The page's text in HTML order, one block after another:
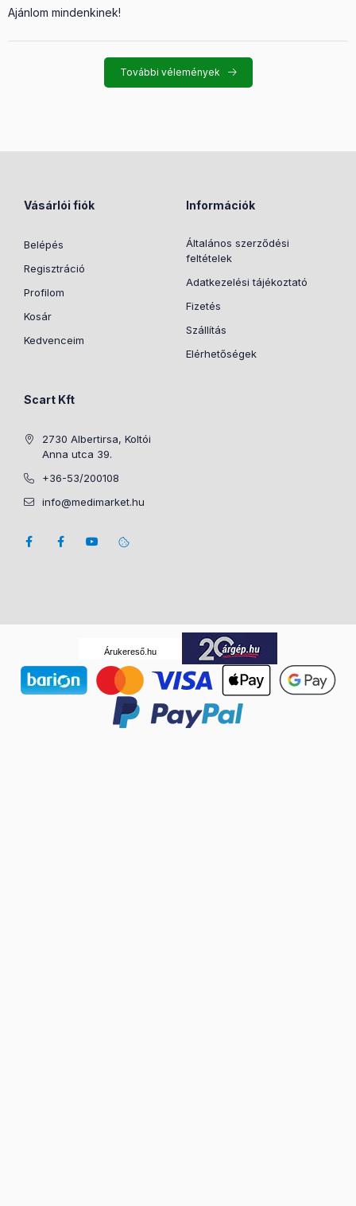
Ajánlom mindenkinek!
További vélemények
Vásárlói fiók
Belépés
Regisztráció
Profilom
Kosár
Kedvenceim
Információk
Általános szerződési
feltételek
Adatkezelési tájékoztató
Fizetés
Szállítás
Elérhetőségek
Scart Kft
2730 Albertirsa, Koltói
Anna utca 39.
+36-53/200108
info@medimarket.hu
Árukereső.hu